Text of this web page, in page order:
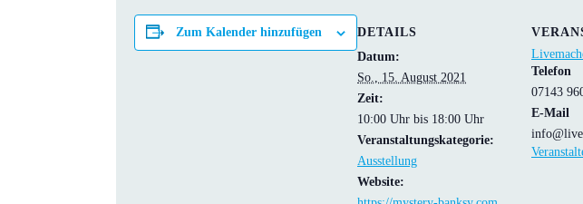
Zum Kalender hinzufügen
DETAILS
Datum:
So., 15. August 2021
Zeit:
10:00 Uhr bis 18:00 Uhr
Veranstaltungskategorie:
Ausstellung
Website:
Telefon
07143
E-Mail